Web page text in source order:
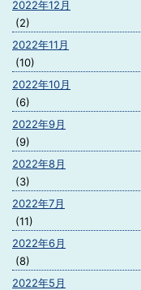
2022年12月
(2)
2022年11月
(10)
2022年10月
(6)
2022年9月
(9)
2022年8月
(3)
2022年7月
(11)
2022年6月
(8)
2022年5月